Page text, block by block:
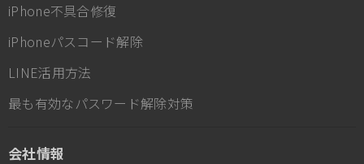
iPhone不具合修復
iPhoneパスコード解除
LINE活用方法
最も有効なパスワード解除対策
会社情報